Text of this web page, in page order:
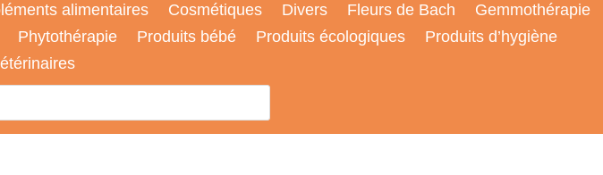
alimentaires Cosmétiques Divers Fleurs de Bach
Gemmothérapie
Phytothérapie Produits bébé Produits écologiques
Produits d’hygiène